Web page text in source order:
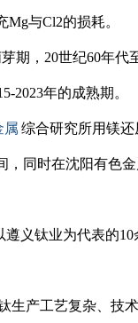
与Cl2的损耗。
，20世纪60年代
2023年的成熟期。
属 综合研究所用镁
同时在沈阳有色
义钛业为代表的10
生产工艺复杂、技